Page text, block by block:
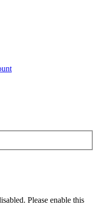
Please enable this